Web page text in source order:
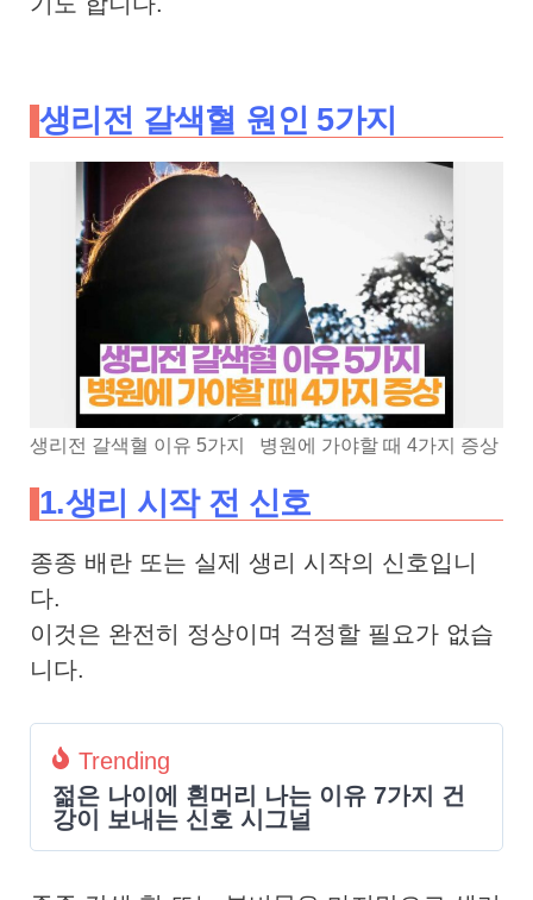
생리전 갈색혈 원인 5가지
생리전 갈색혈 이유 5가지 병원에 가야할 때 4가지 증상
1.생리 시작 전 신호
종종 배란 또는 실제 생리 시작의 신호입니
다.
이것은 완전히 정상이며 걱정할 필요가 없습
니다.
Trending
젊은 나이에 흰머리 나는 이유 7가지 건
강이 보내는 신호 시그널